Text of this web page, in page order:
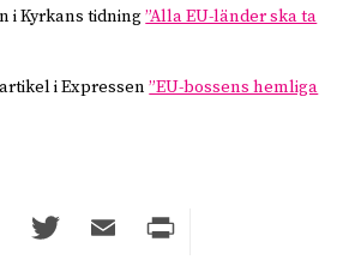
i Kyrkans tidning”Alla EU-länder ska ta
i Expressen”EU-bossens hemliga
Facebook
Twitter
Email